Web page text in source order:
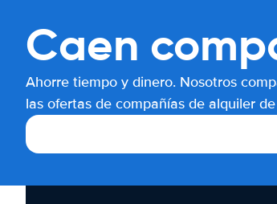
Caen
Ahorre tiempo y dinero. Nosotros
las ofertas de compañías de alquiler